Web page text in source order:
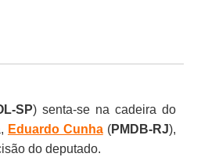
SP) senta-se na cadeira do
Eduardo Cunha(PMDB-RJ),
do deputado.